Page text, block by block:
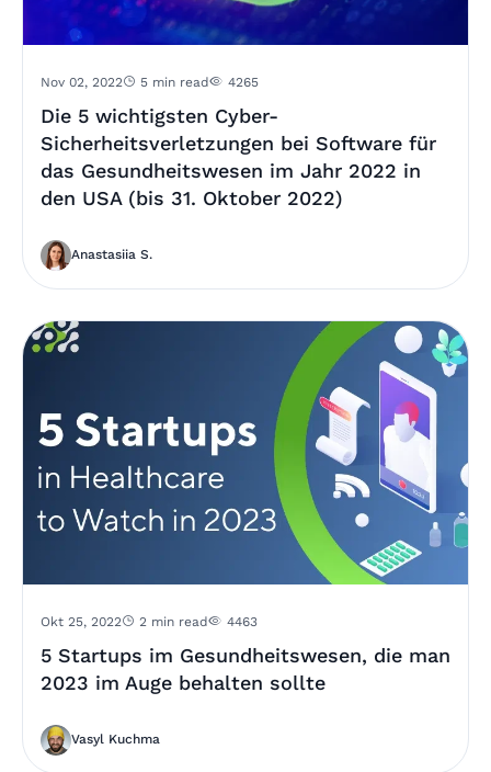
Nov 02, 2022 5 min read 4265
Die 5 wichtigsten Cyber-
Sicherheitsverletzungen bei Software für
das Gesundheitswesen im Jahr 2022 in
den USA (bis 31. Oktober 2022)
Anastasiia S.
Okt 25, 2022 2 min read 4463
5 Startups im Gesundheitswesen, die man
2023 im Auge behalten sollte
Vasyl Kuchma